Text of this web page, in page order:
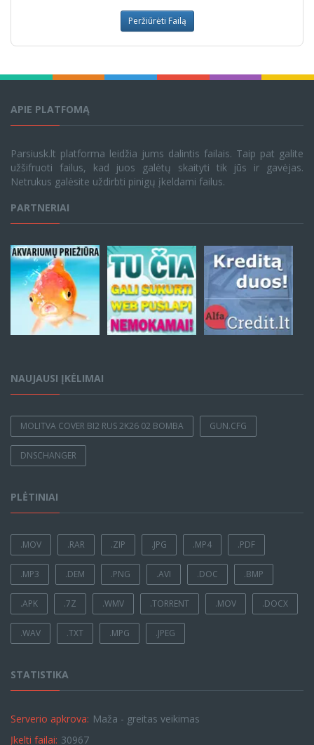
Peržiūrėti Failą
APIE PLATFOMĄ
Parsiusk.lt platforma leidžia jums dalintis failais. Taip pat galite
užšifruoti failus, kad juos galėtų skaityti tik jūs ir gavėjas.
Netrukus galėsite uždirbti pinigų įkeldami failus.
PARTNERIAI
NAUJAUSI ĮKĖLIMAI
MOLITVA COVER BI2 RUS 2K26 02 BOMBA GUN.CFG
DNSCHANGER
PLĖTINIAI
.MOV .RAR .ZIP .JPG .MP4 .PDF
.MP3 .DEM .PNG .AVI .DOC .BMP
.APK .7Z .WMV .TORRENT .MOV .DOCX
.WAV .TXT .MPG .JPEG
STATISTIKA
Serverio apkrova: Maža - greitas veikimas
Įkelti failai: 30967